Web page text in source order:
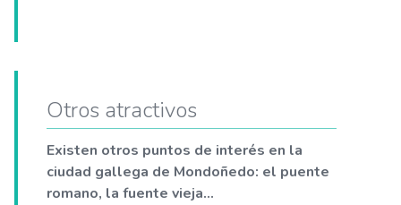
Otros atractivos
Existen otros puntos de interés en la
ciudad gallega de Mondoñedo: el puente
romano, la fuente vieja...